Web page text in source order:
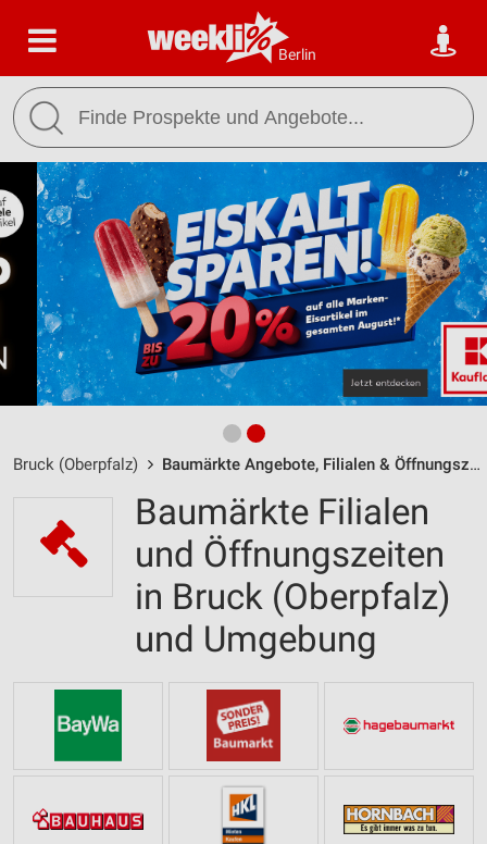
Berlin
Bruck (Oberpfalz) Baumärkte Angebote, Filialen & Öffnungszeiten
Baumärkte Filialen
und Öffnungszeiten
in Bruck (Oberpfalz)
und Umgebung